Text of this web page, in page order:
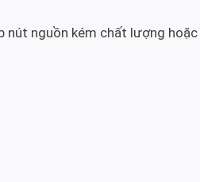
nút nguồn kém chất lượng hoặc